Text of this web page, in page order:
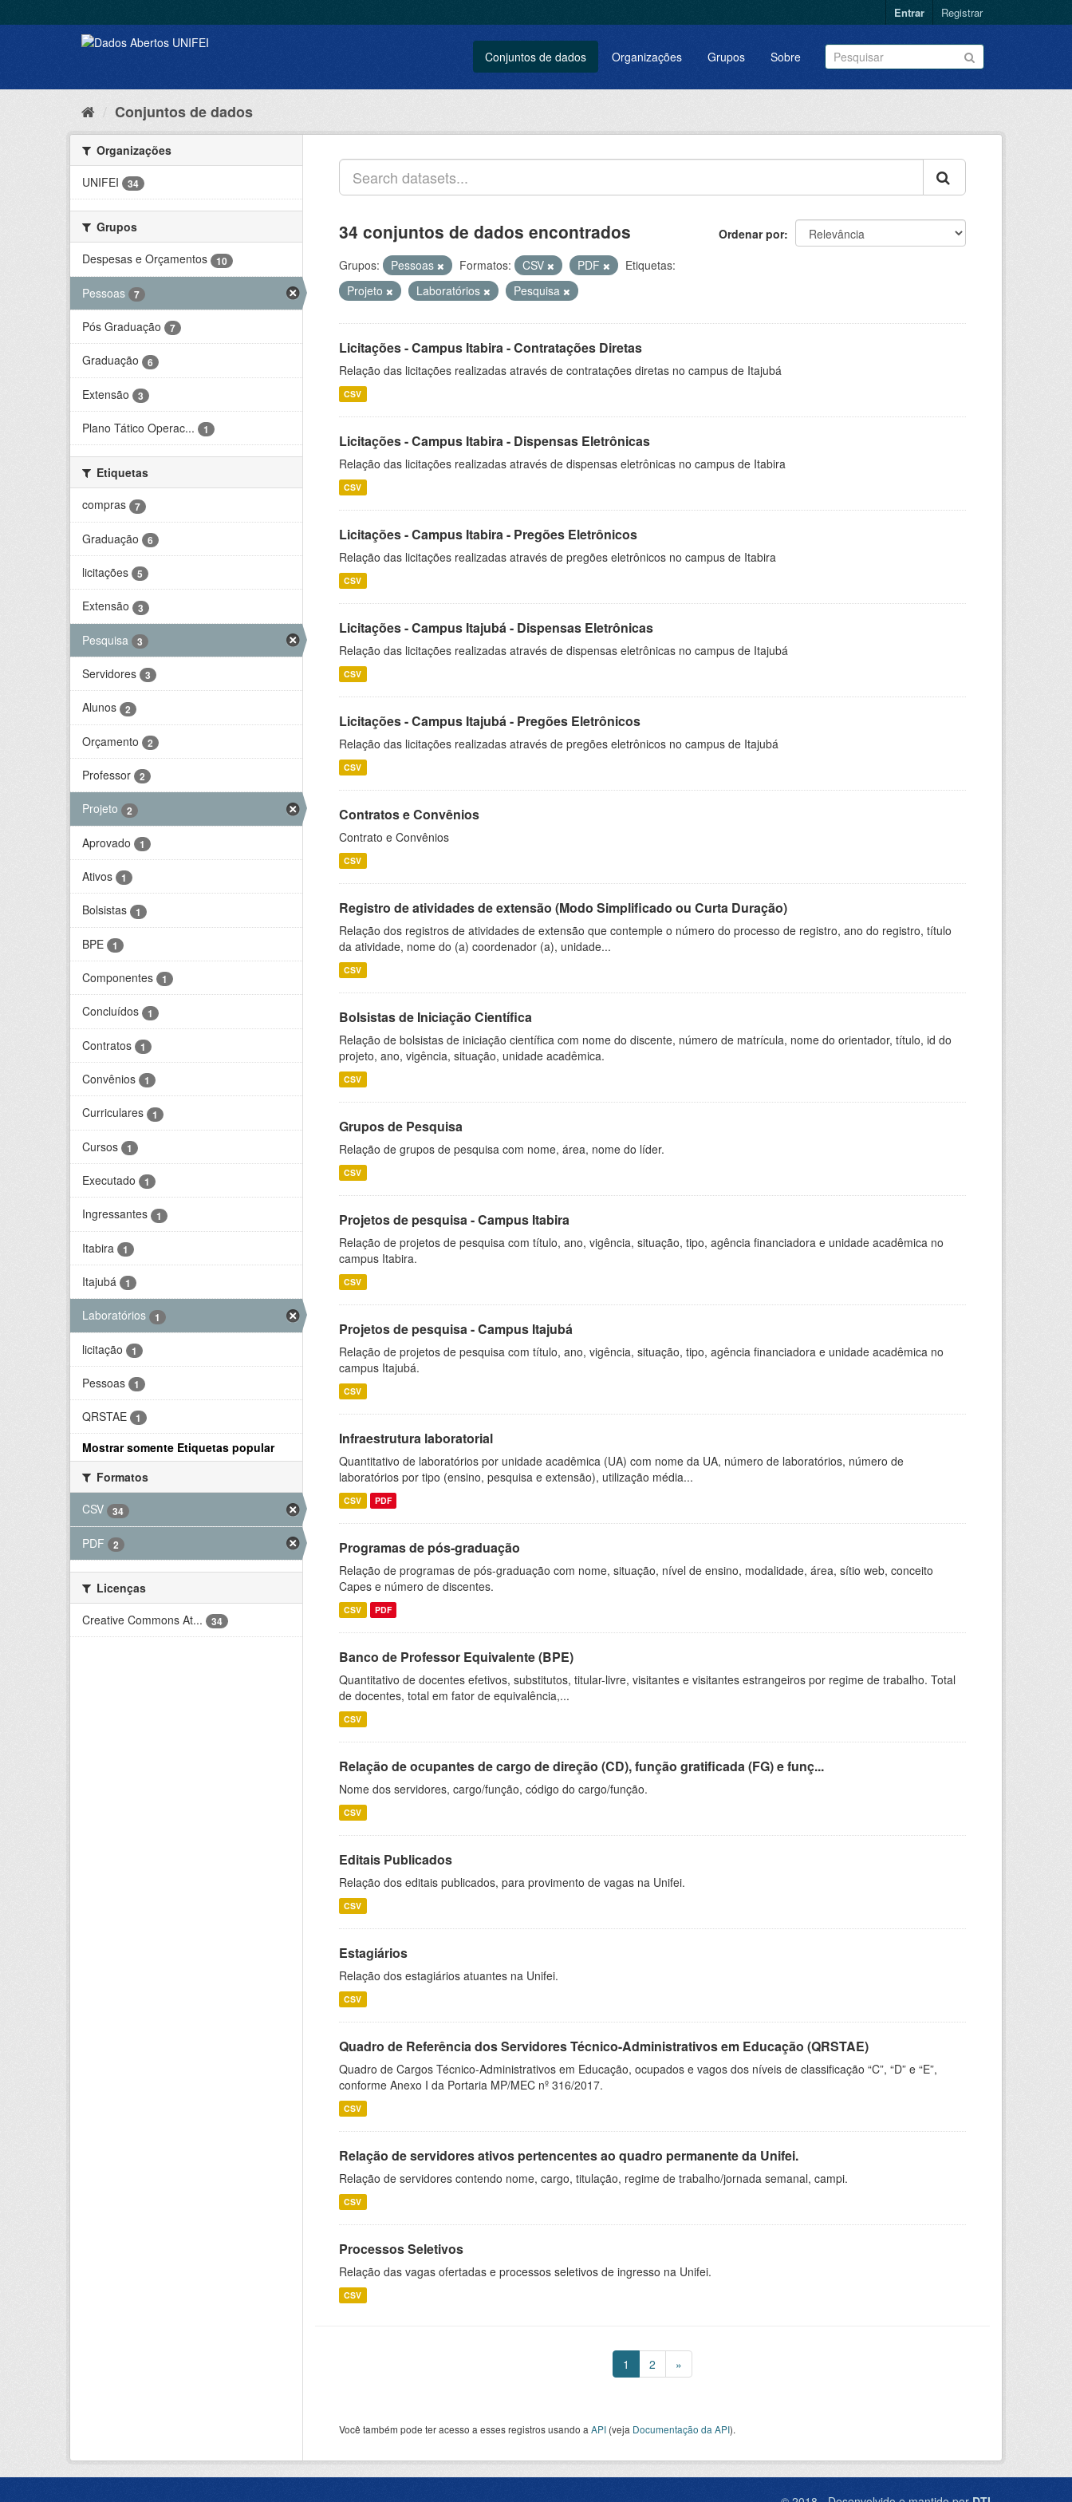
Entrar Registrar
Conjuntos de dados Organizações Grupos Sobre
Conjuntos de dados
Organizações
UNIFEI
34
Grupos
Despesas e Orçamentos
10
Pessoas 7
Pós Graduação 7
Graduação 6
Extensão 3
Plano Tático Operac... 1
Etiquetas
compras
7
Graduação 6
licitações 5
Extensão 3
Pesquisa 3
Servidores 3
Alunos 2
Orçamento 2
Professor 2
Projeto 2
Aprovado 1
Ativos 1
Bolsistas 1
BPE 1
Componentes 1
Concluídos 1
Contratos 1
Convênios 1
Curriculares 1
Cursos 1
Executado 1
Ingressantes 1
Itabira 1
Itajubá 1
Laboratórios 1
licitação 1
Pessoas 1
QRSTAE 1
Mostrar somente Etiquetas popular
Formatos
CSV
34
PDF 2
Licenças
Creative Commons At...
34
Ordenar por
34 conjuntos de dados encontrados
Grupos: Pessoas Formatos: CSV PDF
Etiquetas:
Projeto
Laboratórios Pesquisa
Licitações - Campus Itabira - Contratações Diretas
Relação das licitações realizadas através de contratações diretas no campus de Itajubá
CSV
Licitações - Campus Itabira - Dispensas Eletrônicas
Relação das licitações realizadas através de dispensas eletrônicas no campus de Itabira
CSV
Licitações - Campus Itabira - Pregões Eletrônicos
Relação das licitações realizadas através de pregões eletrônicos no campus de Itabira
CSV
Licitações - Campus Itajubá - Dispensas Eletrônicas
Relação das licitações realizadas através de dispensas eletrônicas no campus de Itajubá
CSV
Licitações - Campus Itajubá - Pregões Eletrônicos
Relação das licitações realizadas através de pregões eletrônicos no campus de Itajubá
CSV
Contratos e Convênios
Contrato e Convênios
CSV
Registro de atividades de extensão (Modo Simplificado ou Curta Duração)
Relação dos registros de atividades de extensão que contemple o número do processo de registro, ano do registro, título
da atividade, nome do (a) coordenador (a), unidade...
CSV
Bolsistas de Iniciação Científica
Relação de bolsistas de iniciação científica com nome do discente, número de matrícula, nome do orientador, título, id do
projeto, ano, vigência, situação, unidade acadêmica.
CSV
Grupos de Pesquisa
Relação de grupos de pesquisa com nome, área, nome do líder.
CSV
Projetos de pesquisa - Campus Itabira
Relação de projetos de pesquisa com título, ano, vigência, situação, tipo, agência financiadora e unidade acadêmica no
campus Itabira.
CSV
Projetos de pesquisa - Campus Itajubá
Relação de projetos de pesquisa com título, ano, vigência, situação, tipo, agência financiadora e unidade acadêmica no
campus Itajubá.
CSV
Infraestrutura laboratorial
Quantitativo de laboratórios por unidade acadêmica (UA) com nome da UA, número de laboratórios, número de
laboratórios por tipo (ensino, pesquisa e extensão), utilização média...
CSV PDF
Programas de pós-graduação
Relação de programas de pós-graduação com nome, situação, nível de ensino, modalidade, área, sítio web, conceito
Capes e número de discentes.
CSV PDF
Banco de Professor Equivalente (BPE)
Quantitativo de docentes efetivos, substitutos, titular-livre, visitantes e visitantes estrangeiros por regime de trabalho. Total
de docentes, total em fator de equivalência,...
CSV
Relação de ocupantes de cargo de direção (CD), função gratificada (FG) e funç...
Nome dos servidores, cargo/função, código do cargo/função.
CSV
Editais Publicados
Relação dos editais publicados, para provimento de vagas na Unifei.
CSV
Estagiários
Relação dos estagiários atuantes na Unifei.
CSV
Quadro de Referência dos Servidores Técnico-Administrativos em Educação (QRSTAE)
Quadro de Cargos Técnico-Administrativos em Educação, ocupados e vagos dos níveis de classificação “C”, “D” e “E”,
conforme Anexo I da Portaria MP/MEC nº 316/2017.
CSV
Relação de servidores ativos pertencentes ao quadro permanente da Unifei.
Relação de servidores contendo nome, cargo, titulação, regime de trabalho/jornada semanal, campi.
CSV
Processos Seletivos
Relação das vagas ofertadas e processos seletivos de ingresso na Unifei.
CSV
1 2 »
Você também pode ter acesso a esses registros usando a API (veja Documentação da API).